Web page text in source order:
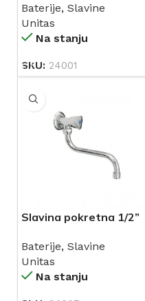
UNITAS (10151)
Baterije, Slavine
Unitas
Na stanju
SKU: 24001
Slavina pokretna 1/2”
Baterije, Slavine
Unitas
Na stanju